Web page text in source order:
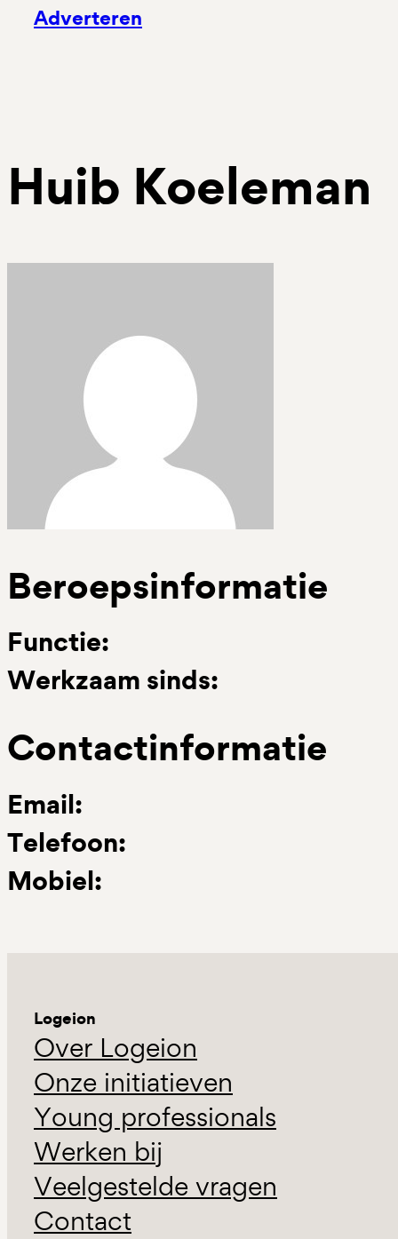
Adverteren
Huib Koeleman
Beroepsinformatie
Functie:
Werkzaam sinds:
Contactinformatie
Email:
Telefoon:
Mobiel:
Logeion
Over Logeion
Onze initiatieven
Young professionals
Werken bij
Veelgestelde vragen
Contact